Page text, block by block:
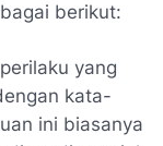
berikut:
yang
kata-
ini biasanya